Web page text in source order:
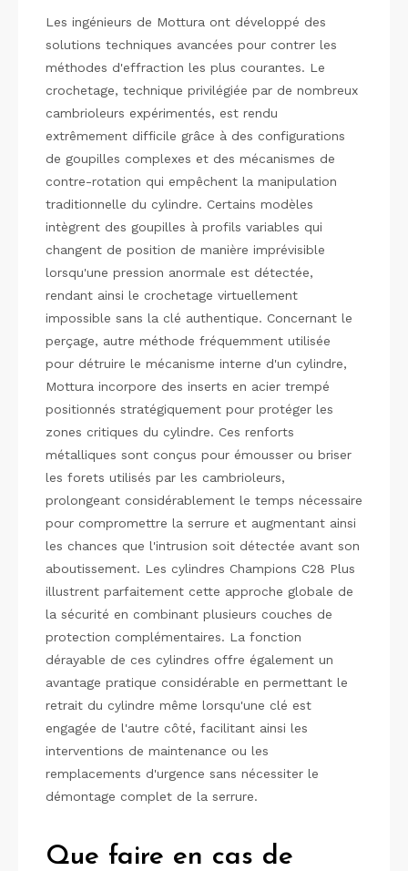
Les ingénieurs de Mottura ont développé des
solutions techniques avancées pour contrer les
méthodes d'effraction les plus courantes. Le
crochetage, technique privilégiée par de nombreux
cambrioleurs expérimentés, est rendu
extrêmement difficile grâce à des configurations
de goupilles complexes et des mécanismes de
contre-rotation qui empêchent la manipulation
traditionnelle du cylindre. Certains modèles
intègrent des goupilles à profils variables qui
changent de position de manière imprévisible
lorsqu'une pression anormale est détectée,
rendant ainsi le crochetage virtuellement
impossible sans la clé authentique. Concernant le
perçage, autre méthode fréquemment utilisée
pour détruire le mécanisme interne d'un cylindre,
Mottura incorpore des inserts en acier trempé
positionnés stratégiquement pour protéger les
zones critiques du cylindre. Ces renforts
métalliques sont conçus pour émousser ou briser
les forets utilisés par les cambrioleurs,
prolongeant considérablement le temps nécessaire
pour compromettre la serrure et augmentant ainsi
les chances que l'intrusion soit détectée avant son
aboutissement. Les cylindres Champions C28 Plus
illustrent parfaitement cette approche globale de
la sécurité en combinant plusieurs couches de
protection complémentaires. La fonction
dérayable de ces cylindres offre également un
avantage pratique considérable en permettant le
retrait du cylindre même lorsqu'une clé est
engagée de l'autre côté, facilitant ainsi les
interventions de maintenance ou les
remplacements d'urgence sans nécessiter le
démontage complet de la serrure.
Que faire en cas de